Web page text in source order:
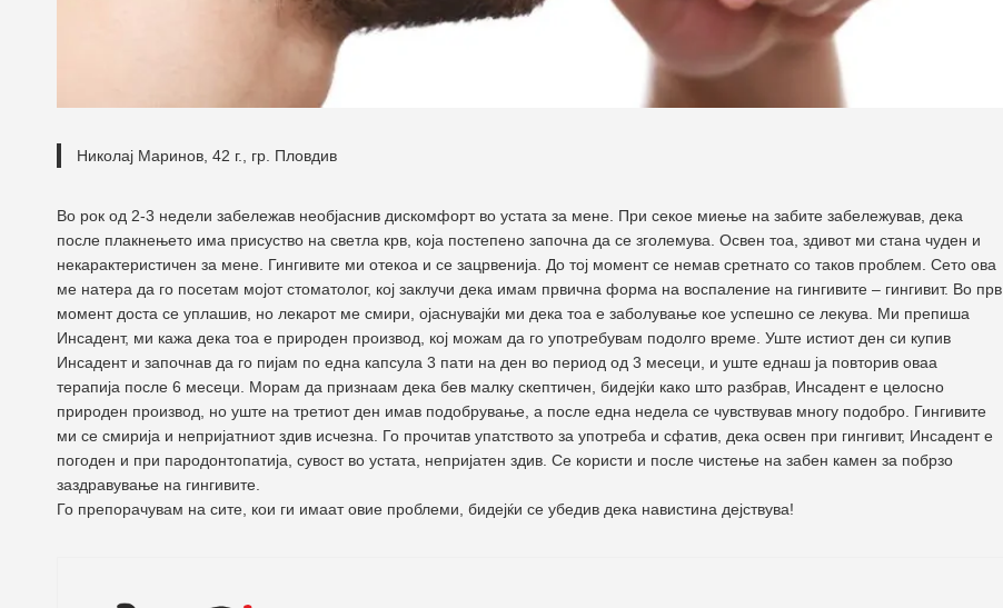
Николај Маринов, 42 г., гр. Пловдив
Во рок од 2-3 недели забележав необјаснив дискомфорт во устата за мене. При секое миење на забите забележував, дека
после плакнењето има присуство на светла крв, која постепено започна да се зголемува. Освен тоа, здивот ми стана чуден и
некарактеристичен за мене. Гингивите ми отекоа и се зацрвенија. До тој момент се немав сретнато со таков проблем. Сето ова
ме натера да го посетам мојот стоматолог, кој заклучи дека имам првична форма на воспаление на гингивите – гингивит. Во прв
момент доста се уплашив, но лекарот ме смири, ојаснувајќи ми дека тоа е заболување кое успешно се лекува. Ми препиша
Инсадент, ми кажа дека тоа е природен производ, кој можам да го употребувам подолго време. Уште истиот ден си купив
Инсадент и започнав да го пијам по една капсула 3 пати на ден во период од 3 месеци, и уште еднаш ја повторив оваа
терапија после 6 месеци. Морам да признаам дека бев малку скептичен, бидејќи како што разбрав, Инсадент е целосно
природен производ, но уште на третиот ден имав подобрување, а после една недела се чувствував многу подобро. Гингивите
ми се смирија и непријатниот здив исчезна. Го прочитав упатството за употреба и сфатив, дека освен при гингивит, Инсадент е
погоден и при пародонтопатија, сувост во устата, непријатен здив. Се користи и после чистење на забен камен за побрзо
заздравување на гингивите.
Го препорачувам на сите, кои ги имаат овие проблеми, бидејќи се убедив дека навистина дејствува!